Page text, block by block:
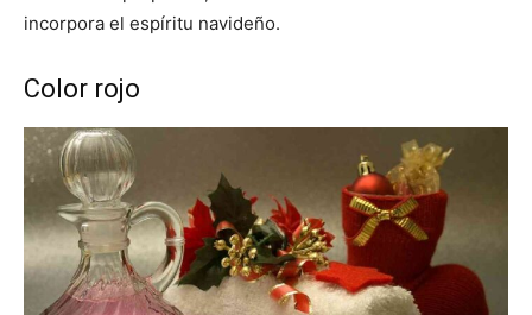
incorpora el espíritu navideño.
Color rojo